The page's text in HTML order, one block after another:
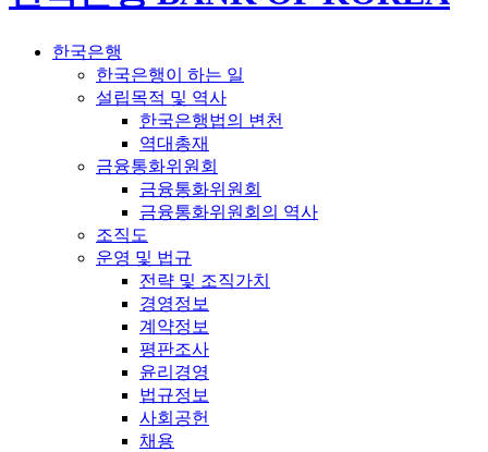
한국은행
한국은행이 하는 일
설립목적 및 역사
한국은행법의 변천
역대총재
금융통화위원회
금융통화위원회
금융통화위원회의 역사
조직도
운영 및 법규
전략 및 조직가치
경영정보
계약정보
평판조사
윤리경영
법규정보
사회공헌
채용